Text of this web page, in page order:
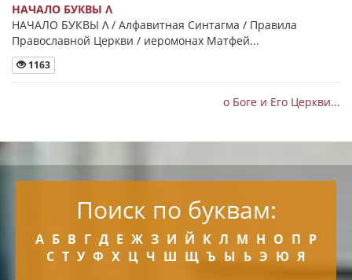
НАЧАЛО БУКВЫ Λ
НАЧАЛО БУКВЫ Λ / Алфавитная Синтагма / Правила
Православной Церкви / иеромонах Матфей...
1163
о Боге и Его Церкви...
Поиск по буквам:
А Б В Г Д Е Ж З И Й К Л М Н О П Р
С Т У Ф Х Ц Ч Ш Щ Ъ Ы Ь Э Ю Я